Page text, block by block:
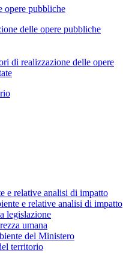
opere pubbliche
delle opere pubbliche
di realizzazione delle opere
e relative analisi di impatto
e relative analisi di impatto
legislazione
umana
del Ministero
territorio